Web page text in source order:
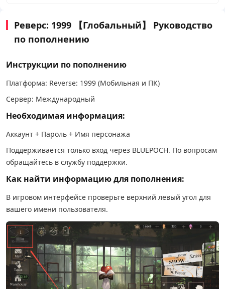
Реверс: 1999 【Глобальный】 Руководство
по пополнению
Инструкции по пополнению
Платформа: Reverse: 1999 (Мобильная и ПК)
Сервер: Международный
Необходимая информация:
Аккаунт + Пароль + Имя персонажа
Поддерживается только вход через BLUEPOCH. По вопросам
обращайтесь в службу поддержки.
Как найти информацию для пополнения:
В игровом интерфейсе проверьте верхний левый угол для
вашего имени пользователя.